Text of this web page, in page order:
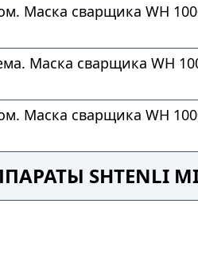
Маска сварщика WH
Маска сварщика WH
Маска сварщика WH
SHTENLI